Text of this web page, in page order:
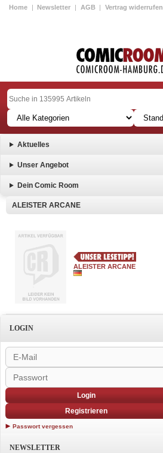
Home | Newsletter | AGB | Vertrag widerrufen
Aktuelles
Unser Angebot
Dein Comic Room
ALEISTER ARCANE
ALEISTER ARCANE
LOGIN
Login
Registrieren
Passwort vergessen
NEWSLETTER